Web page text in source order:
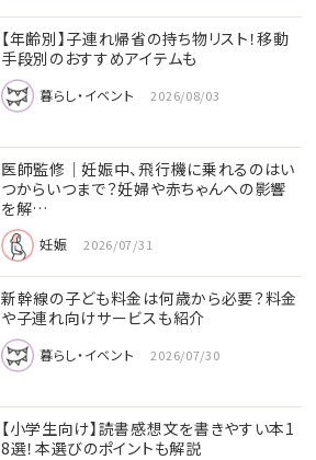
【年齢別】子連れ帰省の持ち物リスト！移動
手段別のおすすめアイテムも
暮らし・イベント 2026/08/03
医師監修｜妊娠中、飛行機に乗れるのはい
つからいつまで？妊婦や赤ちゃんへの影響
を解…
妊娠 2026/07/31
新幹線の子ども料金は何歳から必要？料金
や子連れ向けサービスも紹介
暮らし・イベント 2026/07/30
【小学生向け】読書感想文を書きやすい本1
8選！本選びのポイントも解説